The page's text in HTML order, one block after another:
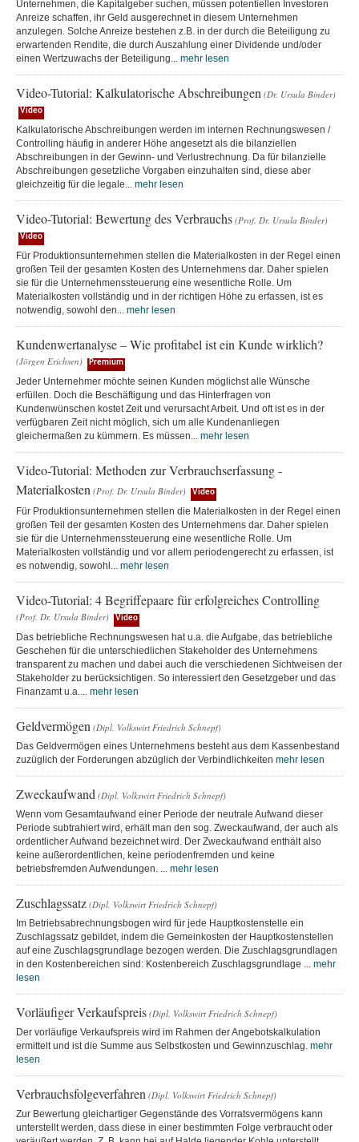
Unternehmen, die Kapitalgeber suchen, müssen potentiellen Investoren
Anreize schaffen, ihr Geld ausgerechnet in diesem Unternehmen
anzulegen. Solche Anreize bestehen z.B. in der durch die Beteiligung zu
erwartenden Rendite, die durch Auszahlung einer Dividende und/oder
einen Wertzuwachs der Beteiligung... mehr lesen
Video-Tutorial: Kalkulatorische Abschreibungen (Dr. Ursula Binder)
Video
Kalkulatorische Abschreibungen werden im internen Rechnungswesen /
Controlling häufig in anderer Höhe angesetzt als die bilanziellen
Abschreibungen in der Gewinn- und Verlustrechnung. Da für bilanzielle
Abschreibungen gesetzliche Vorgaben einzuhalten sind, diese aber
gleichzeitig für die legale... mehr lesen
Video-Tutorial: Bewertung des Verbrauchs (Prof. Dr. Ursula Binder)
Video
Für Produktionsunternehmen stellen die Materialkosten in der Regel einen
großen Teil der gesamten Kosten des Unternehmens dar. Daher spielen
sie für die Unternehmenssteuerung eine wesentliche Rolle. Um
Materialkosten vollständig und in der richtigen Höhe zu erfassen, ist es
notwendig, sowohl den... mehr lesen
Kundenwertanalyse – Wie profitabel ist ein Kunde wirklich?
(Jörgen Erichsen) Premium
Jeder Unternehmer möchte seinen Kunden möglichst alle Wünsche
erfüllen. Doch die Beschäftigung und das Hinterfragen von
Kundenwünschen kostet Zeit und verursacht Arbeit. Und oft ist es in der
verfügbaren Zeit nicht möglich, sich um alle Kundenanliegen
gleichermaßen zu kümmern. Es müssen... mehr lesen
Video-Tutorial: Methoden zur Verbrauchserfassung -
Materialkosten (Prof. Dr. Ursula Binder) Video
Für Produktionsunternehmen stellen die Materialkosten in der Regel einen
großen Teil der gesamten Kosten des Unternehmens dar. Daher spielen
sie für die Unternehmenssteuerung eine wesentliche Rolle. Um
Materialkosten vollständig und vor allem periodengerecht zu erfassen, ist
es notwendig, sowohl... mehr lesen
Video-Tutorial: 4 Begriffepaare für erfolgreiches Controlling
(Prof. Dr. Ursula Binder) Video
Das betriebliche Rechnungswesen hat u.a. die Aufgabe, das betriebliche
Geschehen für die unterschiedlichen Stakeholder des Unternehmens
transparent zu machen und dabei auch die verschiedenen Sichtweisen der
Stakeholder zu berücksichtigen. So interessiert den Gesetzgeber und das
Finanzamt u.a.... mehr lesen
Geldvermögen (Dipl. Volkswirt Friedrich Schnepf)
Das Geldvermögen eines Unternehmens besteht aus dem Kassenbestand
zuzüglich der Forderungen abzüglich der Verbindlichkeiten mehr lesen
Zweckaufwand (Dipl. Volkswirt Friedrich Schnepf)
Wenn vom Gesamtaufwand einer Periode der neutrale Aufwand dieser
Periode subtrahiert wird, erhält man den sog. Zweckaufwand, der auch als
ordentlicher Aufwand bezeichnet wird. Der Zweckaufwand enthält also
keine außerordentlichen, keine periodenfremden und keine
betriebsfremden Aufwendungen. ... mehr lesen
Zuschlagssatz (Dipl. Volkswirt Friedrich Schnepf)
Im Betriebsabrechnungsbogen wird für jede Hauptkostenstelle ein
Zuschlagssatz gebildet, indem die Gemeinkosten der Hauptkostenstellen
auf eine Zuschlagsgrundlage bezogen werden. Die Zuschlagsgrundlagen
in den Kostenbereichen sind: Kostenbereich Zuschlagsgrundlage ... mehr
lesen
Vorläufiger Verkaufspreis (Dipl. Volkswirt Friedrich Schnepf)
Der vorläufige Verkaufspreis wird im Rahmen der Angebotskalkulation
ermittelt und ist die Summe aus Selbstkosten und Gewinnzuschlag. mehr
lesen
Verbrauchsfolgeverfahren (Dipl. Volkswirt Friedrich Schnepf)
Zur Bewertung gleichartiger Gegenstände des Vorratsvermögens kann
unterstellt werden, dass diese in einer bestimmten Folge verbraucht oder